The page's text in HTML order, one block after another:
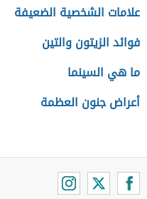
علامات الشخصية الضعيفة
فوائد الزيتون والتين
ما هي السينما
أعراض جنون العظمة